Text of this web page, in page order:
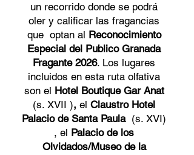
un recorrido donde se podrá
oler y calificar las fragancias
que optan al Reconocimiento
Especial del Publico Granada
Fragante 2026. Los lugares
incluidos en esta ruta olfativa
son el Hotel Boutique Gar Anat
(s. XVII ), el Claustro Hotel
Palacio de Santa Paula(s. XVI)
, el Palacio de los
Olvidados/Museo de la